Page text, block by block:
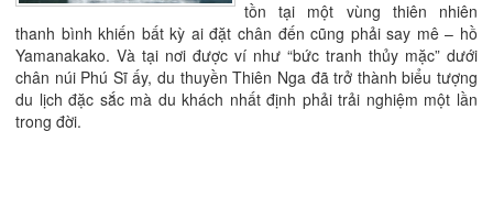
tồn tại một vùng thiên nhiên
thanh bình khiến bất kỳ ai đặt chân đến cũng phải say mê – hồ
Yamanakako. Và tại nơi được ví như “bức tranh thủy mặc” dưới
chân núi Phú Sĩ ấy, du thuyền Thiên Nga đã trở thành biểu tượng
du lịch đặc sắc mà du khách nhất định phải trải nghiệm một lần
trong đời.